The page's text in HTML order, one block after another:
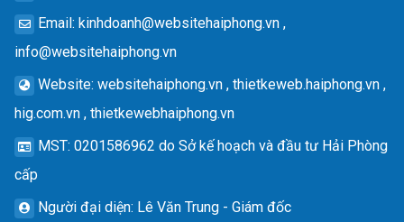
Email: kinhdoanh@websitehaiphong.vn ,
info@websitehaiphong.vn
Website: websitehaiphong.vn , thietkeweb.haiphong.vn ,
hig.com.vn , thietkewebhaiphong.vn
MST: 0201586962 do Sở kế hoạch và đầu tư Hải Phòng
cấp
Người đại diện: Lê Văn Trung - Giám đốc